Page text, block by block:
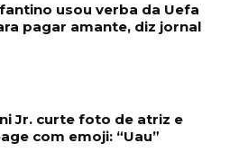
usou verba da Uefa
pagar amante, diz jornal
Jr. curte foto de atriz e
com emoji: “Uau”